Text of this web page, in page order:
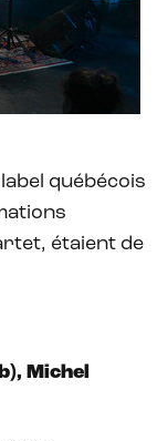
québécois
étaient de
Michel